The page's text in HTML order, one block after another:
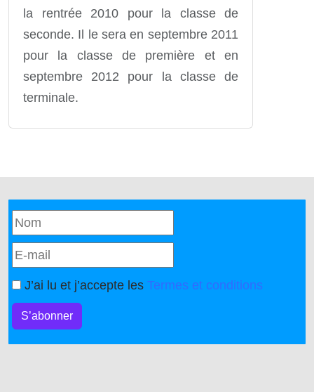
la rentrée 2010 pour la classe de
seconde. Il le sera en septembre 2011
pour la classe de première et en
septembre 2012 pour la classe de
terminale.
J’ai lu et j’accepte les Termes et conditions
S’abonner